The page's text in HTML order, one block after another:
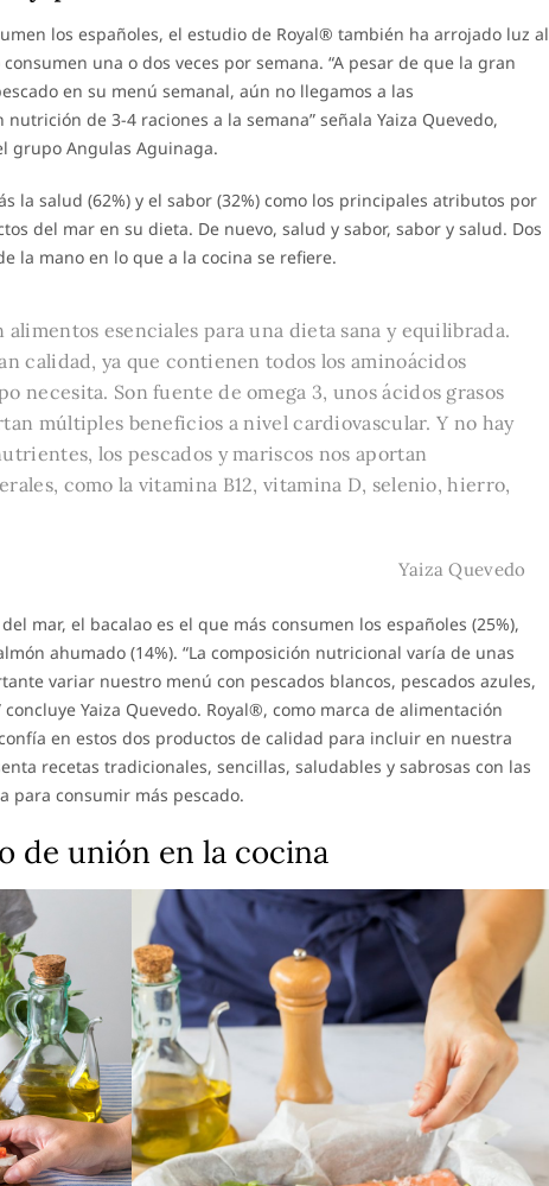
los españoles, el estudio de Royal® también ha arrojado luz al
una o dos veces por semana. “A pesar de que la gran
en su menú semanal, aún no llegamos a las
de 3-4 raciones a la semana” señala Yaiza Quevedo,
grupo Angulas Aguinaga.
la salud (62%) y el sabor (32%) como los principales atributos por
del mar en su dieta. De nuevo, salud y sabor, sabor y salud. Dos
la mano en lo que a la cocina se refiere.
alimentos esenciales para una dieta sana y equilibrada.
calidad, ya que contienen todos los aminoácidos
necesita. Son fuente de omega 3, unos ácidos grasos
múltiples beneficios a nivel cardiovascular. Y no hay
los pescados y mariscos nos aportan
como la vitamina B12, vitamina D, selenio, hierro,
Yaiza Quevedo
mar, el bacalao es el que más consumen los españoles (25%),
ahumado (14%). “La composición nutricional varía de unas
variar nuestro menú con pescados blancos, pescados azules,
Yaiza Quevedo. Royal®, como marca de alimentación
en estos dos productos de calidad para incluir en nuestra
recetas tradicionales, sencillas, saludables y sabrosas con las
para consumir más pescado.
de unión en la cocina